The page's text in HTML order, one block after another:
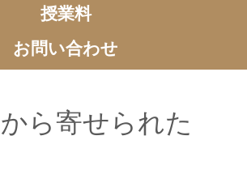
授業料
お問い合わせ
ら寄せられた